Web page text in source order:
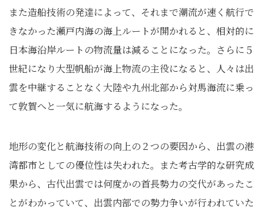
また造船技術の発達によって、それまで潮流が速く航行で
きなかった瀬戸内海の海上ルートが開かれると、相対的に
日本海沿岸ルートの物流量は減ることになった。さらに５
世紀になり大型帆船が海上物流の主役になると、人々は出
雲を中継することなく大陸や九州北部から対馬海流に乗っ
て敦賀へと一気に航海するようになった。
地形の変化と航海技術の向上の２つの要因から、出雲の港
湾都市としての優位性は失われた。また考古学的な研究成
果から、古代出雲では何度かの首長勢力の交代があったこ
とがわかっていて、出雲内部での勢力争いが行われていた